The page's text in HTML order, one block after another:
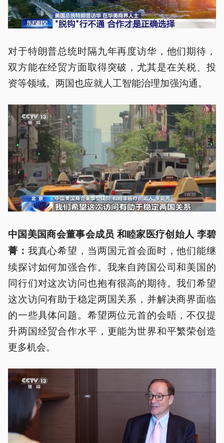
对于特朗普总统时隔九年再度访华，他们期待，
双方能在经贸方面取得突破，尤其是在关税、投
资等领域。两国也应就人工智能治理加强沟通。
中国美国商会董事会成员 和睦家医疗创始人 李碧
菁： 我真心希望，当两国元首会面时，他们能继
续探讨如何加强合作。我来自跨国公司和美国的
同行们对这次访问也抱有很高的期待。我们希望
这次访问有助于稳定两国关系，并解决商界面临
的一些具体问题。希望两位元首的会晤，不仅提
升两国经贸合作水平，更能为世界和平繁荣创造
更多机会。